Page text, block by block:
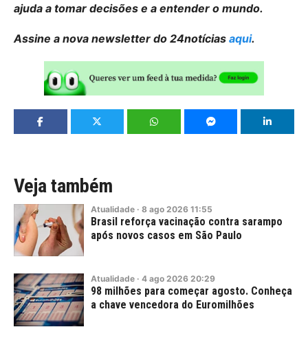
ajuda a tomar decisões e a entender o mundo.
Assine a nova newsletter do 24notícias aqui.
Veja também
Atualidade · 8 ago 2026 11:55
Brasil reforça vacinação contra sarampo
após novos casos em São Paulo
Atualidade · 4 ago 2026 20:29
98 milhões para começar agosto. Conheça
a chave vencedora do Euromilhões